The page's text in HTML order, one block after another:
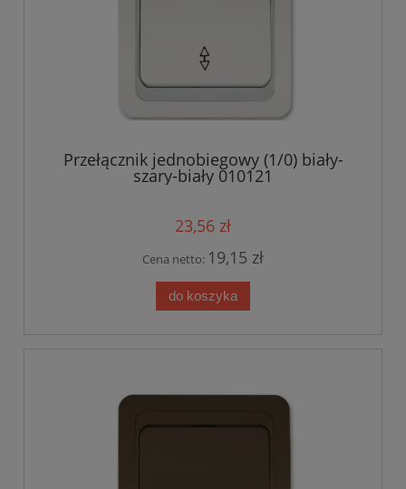
Przełącznik jednobiegowy (1/0) biały-
szary-biały 010121
23,56 zł
Cena netto: 19,15 zł
do koszyka